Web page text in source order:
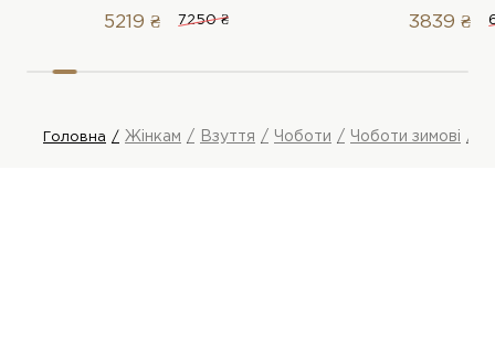
5219 ₴ 7250 ₴ 3839 ₴
Головна Жінкам Взуття Чоботи Чоботи зимові